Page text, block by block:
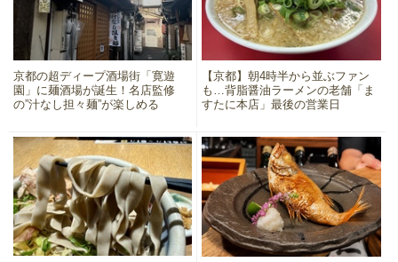
京都の超ディープ酒場街「寛遊
園」に麺酒場が誕生！名店監修
の”汁なし担々麺”が楽しめる
【京都】朝4時半から並ぶファン
も…背脂醤油ラーメンの老舗「ま
すたに本店」最後の営業日